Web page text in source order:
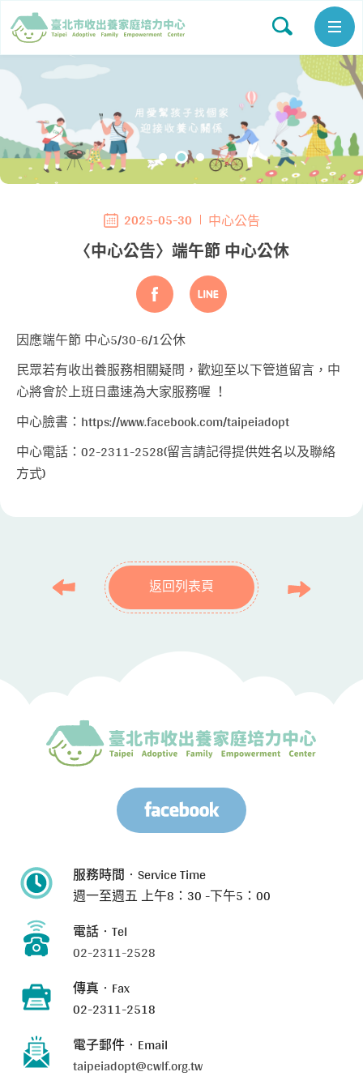
2025-05-30 中心公告
〈中心公告〉端午節 中心公休
因應端午節 中心5/30-6/1公休
民眾若有收出養服務相關疑問，歡迎至以下管道留言，中
心將會於上班日盡速為大家服務喔 ！
中心臉書： https://www.facebook.com/taipeiadopt
中心電話：02-2311-2528(留言請記得提供姓名以及聯絡
方式)
返回列表頁
服務時間‧Service Time
週一至週五上午8：30 -下午5：00
電話‧Tel
02-2311-2528
傳真‧Fax
02-2311-2518
電子郵件‧Email
taipeiadopt@cwlf.org.tw